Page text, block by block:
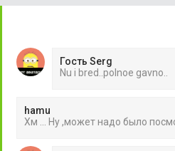
Гость Serg
Nu i bred..polnoe gavno..
hamu
Хм ... Ну ,может надо было